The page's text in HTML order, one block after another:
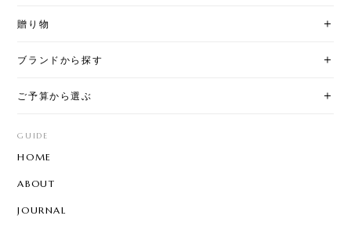
贈り物
ブランドから探す
ご予算から選ぶ
GUIDE
HOME
ABOUT
JOURNAL